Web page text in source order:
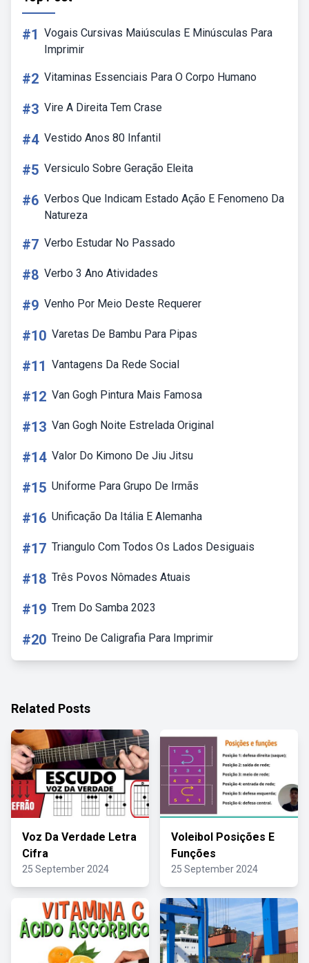
#1 Vogais Cursivas Maiúsculas E Minúsculas Para
Imprimir
#2 Vitaminas Essenciais Para O Corpo Humano
#3 Vire A Direita Tem Crase
#4 Vestido Anos 80 Infantil
#5 Versiculo Sobre Geração Eleita
#6 Verbos Que Indicam Estado Ação E Fenomeno Da
Natureza
#7 Verbo Estudar No Passado
#8 Verbo 3 Ano Atividades
#9 Venho Por Meio Deste Requerer
#10 Varetas De Bambu Para Pipas
#11 Vantagens Da Rede Social
#12 Van Gogh Pintura Mais Famosa
#13 Van Gogh Noite Estrelada Original
#14 Valor Do Kimono De Jiu Jitsu
#15 Uniforme Para Grupo De Irmãs
#16 Unificação Da Itália E Alemanha
#17 Triangulo Com Todos Os Lados Desiguais
#18 Três Povos Nômades Atuais
#19 Trem Do Samba 2023
#20 Treino De Caligrafia Para Imprimir
Related Posts
Voz Da Verdade Letra
Cifra
25 September 2024
Voleibol Posições E
Funções
25 September 2024